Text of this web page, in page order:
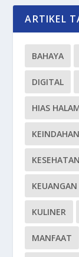
ARTIKEL
BAHAYA
DIGITAL
HIAS
KEINDAHAN
KEUANGAN
KULINER
MANFAAT